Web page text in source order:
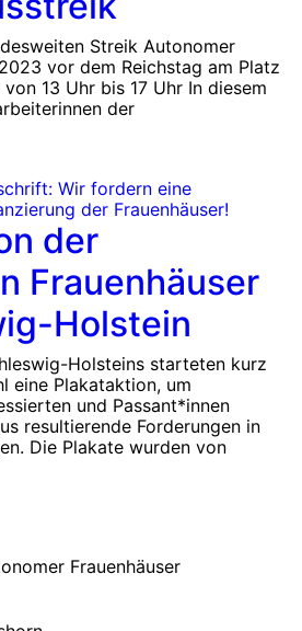
Streik Autonomer
vor dem Reichstag am Platz
13 Uhr bis 17 Uhr In diesem
der
der
Frauenhäuser
Holstein
Holsteins starteten kurz
eine Plakataktion, um
und Passant*innen
resultierende Forderungen in
Die Plakate wurden von